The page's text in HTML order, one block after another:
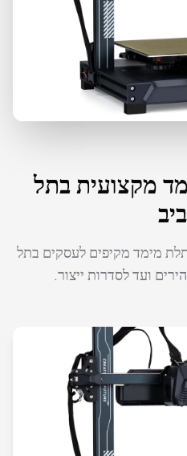
מקצועית בתל
מימד מקיפים לעסקים בתל
ועד לסדרות ייצור.